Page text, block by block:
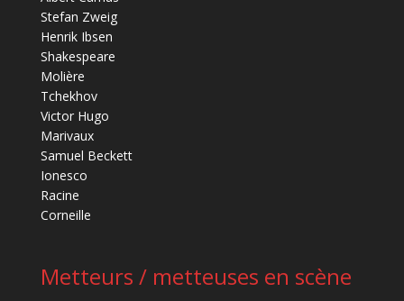
Stefan Zweig
Henrik Ibsen
Shakespeare
Molière
Tchekhov
Victor Hugo
Marivaux
Samuel Beckett
Ionesco
Racine
Corneille
Metteurs / metteuses en scène